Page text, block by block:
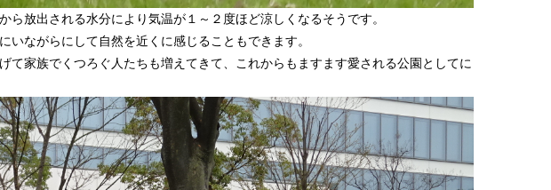
放出される水分により気温が１～２度ほど涼しくなるそうです。
ながらにして自然を近くに感じることもできます。
て家族でくつろぐ人たちも増えてきて、これからもますます愛される公園としてに